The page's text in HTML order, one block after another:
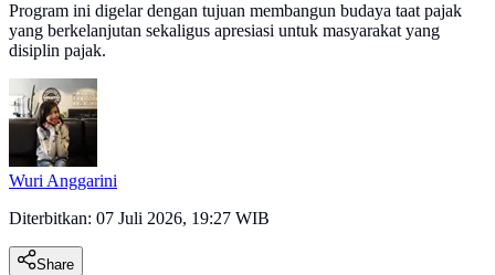
Program ini digelar dengan tujuan membangun budaya taat pajak
yang berkelanjutan sekaligus apresiasi untuk masyarakat yang
disiplin pajak.
Wuri Anggarini
Diterbitkan: 07 Juli 2026, 19:27 WIB
Share